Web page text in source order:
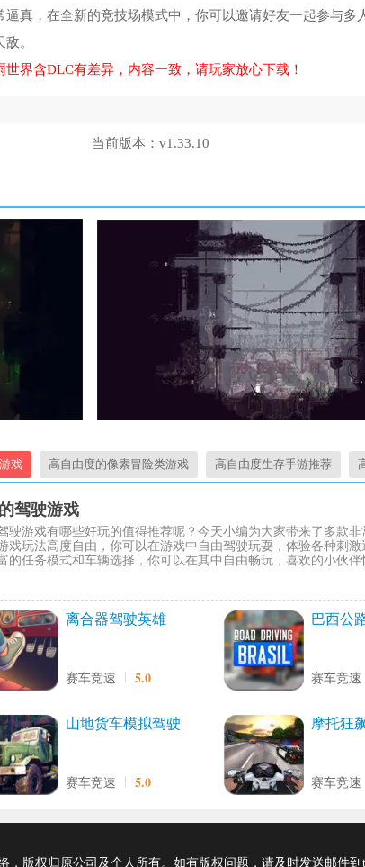
真，在全新的竞技场模式中，你可以邀请好友一起参与多
。
界含DLC有差异，内容一致，请玩家放心下载！
当前版本： v1.33.10
戏 高自由度的像素冒险类游戏 高自由度生存手游推荐
驾驶游戏
驶游戏有哪些好玩的值得推荐呢？今天小编为大家带来了多款非
戏玩法高度自由，你可以在游戏中自由驾驶玩耍，体验各种刺
的任务模式和车辆选择，你可以在其中自由畅玩，喜欢的小伙伴
离合器驾驶英雄
赛车竞速 5.0
巴西公
赛车竞速
山地货车模拟驾驶
赛车竞速 5.0
摩托狂
赛车竞速
，版权归原公司及个人所有。如有版权问题，请及时发送邮件到